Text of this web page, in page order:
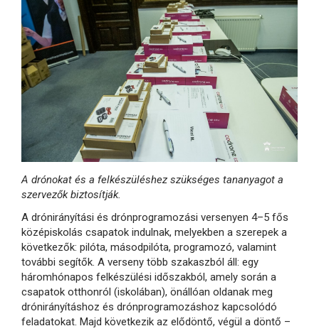
A drónokat és a felkészüléshez szükséges tananyagot a
szervezők biztosítják.
A drónirányítási és drónprogramozási versenyen 4–5 fős
középiskolás csapatok indulnak, melyekben a szerepek a
következők: pilóta, másodpilóta, programozó, valamint
további segítők. A verseny több szakaszból áll: egy
háromhónapos felkészülési időszakból, amely során a
csapatok otthonról (iskolában), önállóan oldanak meg
drónirányításhoz és drónprogramozáshoz kapcsolódó
feladatokat. Majd következik az elődöntő, végül a döntő –